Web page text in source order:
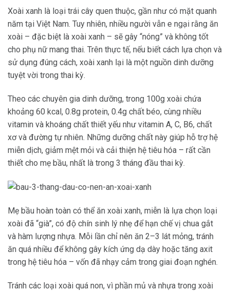
Xoài xanh là loại trái cây quen thuộc, gần như có mặt quanh
năm tại Việt Nam. Tuy nhiên, nhiều người vẫn e ngại rằng ăn
xoài – đặc biệt là xoài xanh – sẽ gây “nóng” và không tốt
cho phụ nữ mang thai. Trên thực tế, nếu biết cách lựa chọn và
sử dụng đúng cách, xoài xanh lại là một nguồn dinh dưỡng
tuyệt vời trong thai kỳ.
Theo các chuyên gia dinh dưỡng, trong 100g xoài chứa
khoảng 60 kcal, 0.8g protein, 0.4g chất béo, cùng nhiều
vitamin và khoáng chất thiết yếu như vitamin A, C, B6, chất
xơ và đường tự nhiên. Những dưỡng chất này giúp hỗ trợ hệ
miễn dịch, giảm mệt mỏi và cải thiện hệ tiêu hóa – rất cần
thiết cho mẹ bầu, nhất là trong 3 tháng đầu thai kỳ.
Mẹ bầu hoàn toàn có thể ăn xoài xanh, miễn là lựa chọn loại
xoài đã “già”, có độ chín sinh lý nhẹ để hạn chế vị chua gắt
và hàm lượng nhựa. Mỗi lần chỉ nên ăn 2–3 lát mỏng, tránh
ăn quá nhiều để không gây kích ứng dạ dày hoặc tăng axit
trong hệ tiêu hóa – vốn đã nhạy cảm trong giai đoạn nghén.
Tránh các loại xoài quá non, vì phần mủ và nhựa trong xoài